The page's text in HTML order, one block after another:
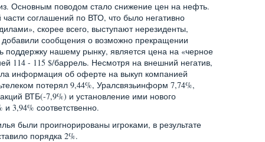
Основным поводом стало снижение цен на нефть.
соглашений по ВТО, что было негативно
скорее всего, выступают нерезиденты,
сообщения о возможно прекращении
нашему рынку, является цена на «черное
114 - 115 $/баррель. Несмотря на внешний негатив,
информация об оферте на выкуп компанией
потерял 9,44%, Уралсвязьинформ 7,74%,
ВТБ(-7,9%) и установление ими нового
3,94% соответственно.
были проигнорированы игроками, в результате
порядка 2%.